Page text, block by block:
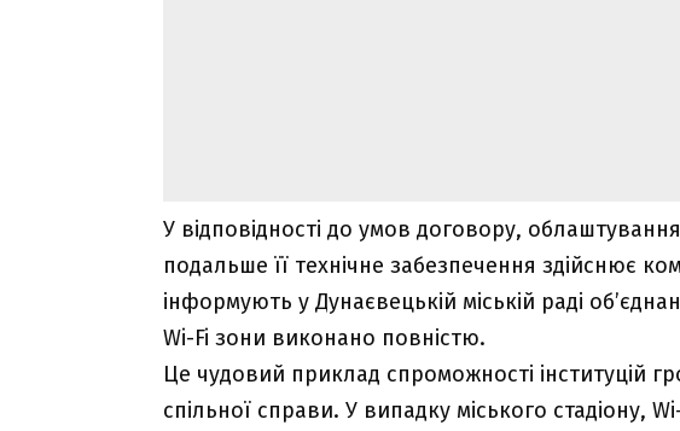
У відповідності до умов договору,
подальше її технічне забезпечення здійснює
інформують у Дунаєвецькій міській раді
Wi-Fi зони виконано повністю.
Це чудовий приклад спроможності інституцій
спільної справи. У випадку міського стадіону,